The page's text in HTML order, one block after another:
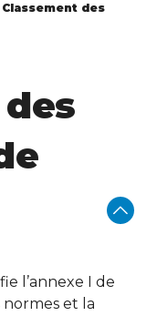
Classement des
l’annexe I de
normes et la